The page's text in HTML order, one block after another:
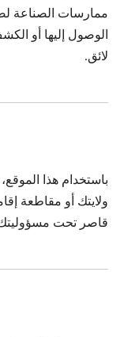
ممارسات الصناعة
الوصول إليها أو
لائق.
باستخدام هذا
ولايتك أو مقاطعة
قاصر تحت مسؤوليتك